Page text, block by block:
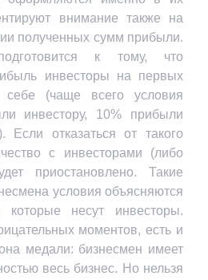
внимание также на
полученных сумм прибыли.
к тому, что
инвесторы на первых
себе (чаще всего условия
инвестору, 10% прибыли
Если отказаться от такого
с инвесторами (либо
приостановлено. Такие
условия объясняются
которые несут инвесторы.
моментов, есть и
медали: бизнесмен имеет
весь бизнес. Но нельзя